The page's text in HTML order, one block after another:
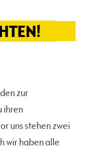
zur
ihren
uns stehen zwei
wir haben alle